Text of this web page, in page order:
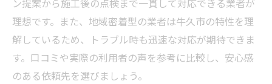
ン提案から施工後の点検まで一貫して対応できる業者が
理想です。また、地域密着型の業者は牛久市の特性を理
解しているため、トラブル時も迅速な対応が期待できま
す。口コミや実際の利用者の声を参考に比較し、安心感
のある依頼先を選びましょう。